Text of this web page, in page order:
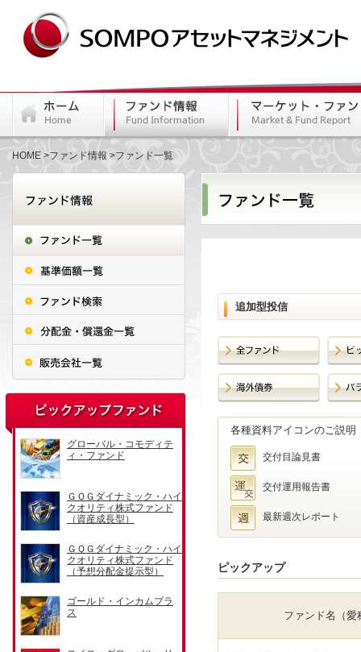
HOME ファンド情報 ファンド一覧
追加型投信
各種資料アイコンのご説明
交付目論見書
交付運用報告書
最新週次レポート
ピックアップ
ファンド名（愛